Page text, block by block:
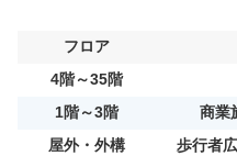
フロア
4階～35階
1階～3階
商業
屋外・外構
歩行者